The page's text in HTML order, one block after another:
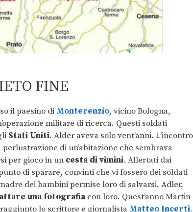
FINE
il paesino di Monterenzio, vicino Bologna,
militare di ricerca. Questi soldati
Stati Uniti. Alder aveva solo vent’anni. L’incontro
di un’abitazione che sembrava
per gioco in un cesta di vimini. Allertati dai
di sparare, convinti che vi fossero dei soldati
dei bambini permise loro di salvarsi. Adler,
una fotografia con loro. Quest’anno Martin
lo scrittore e giornalista Matteo Incerti.